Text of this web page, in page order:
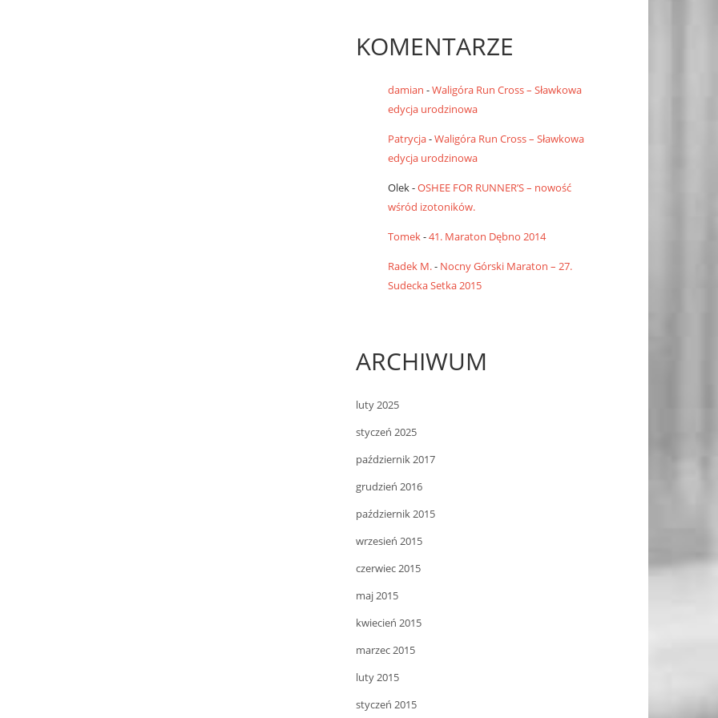
KOMENTARZE
damian -Waligóra Run Cross – Sławkowa
edycja urodzinowa
Patrycja-Waligóra Run Cross – Sławkowa
edycja urodzinowa
Olek-OSHEE FOR RUNNER’S – nowość
wśród izotoników.
Tomek-41. Maraton Dębno 2014
Radek M.- Nocny Górski Maraton – 27.
Sudecka Setka 2015
ARCHIWUM
luty 2025
styczeń 2025
październik 2017
grudzień 2016
październik 2015
wrzesień 2015
czerwiec 2015
maj 2015
kwiecień 2015
marzec 2015
luty 2015
styczeń 2015